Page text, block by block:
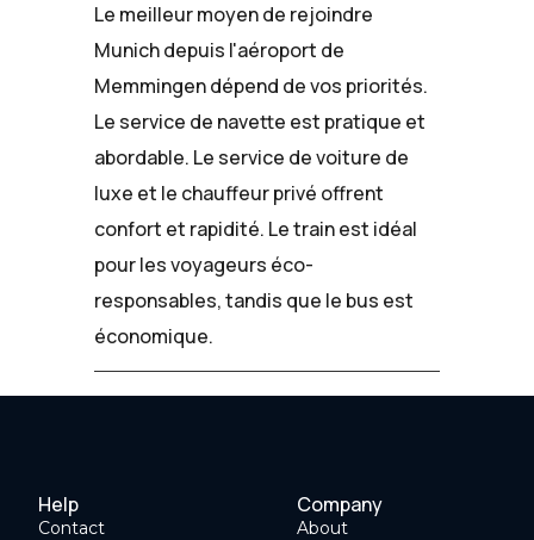
Le meilleur moyen de rejoindre
Munich depuis l'aéroport de
Memmingen dépend de vos priorités.
Le service de navette est pratique et
abordable. Le service de voiture de
luxe et le chauffeur privé offrent
confort et rapidité. Le train est idéal
pour les voyageurs éco-
responsables, tandis que le bus est
économique.
Help
Contact
Company
About